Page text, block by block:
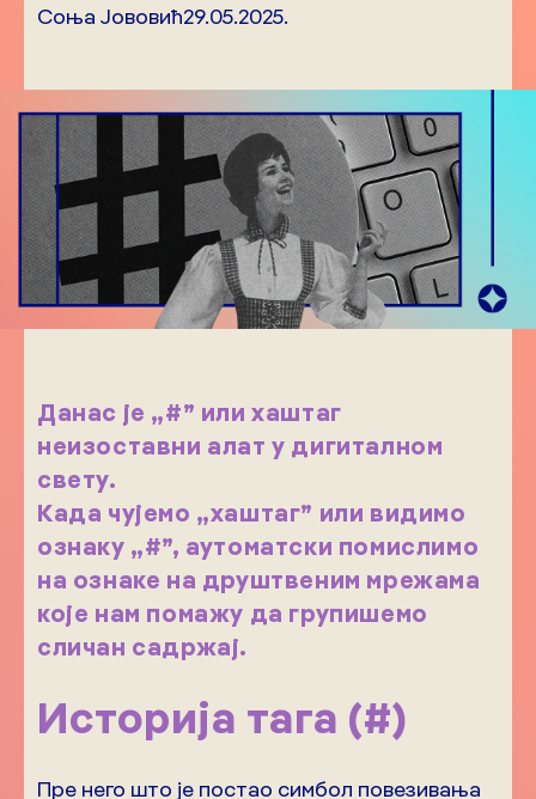
Соња Јововић29.05.2025.
Данас је „#” или хаштаг
неизоставни алат у дигиталном
свету.
Када чујемо „хаштаг” или видимо
ознаку „#”, аутоматски помислимо
на ознаке на друштвеним мрежама
које нам помажу да групишемо
сличан садржај.
Историја тага (#)
Пре него што је постао симбол повезивања